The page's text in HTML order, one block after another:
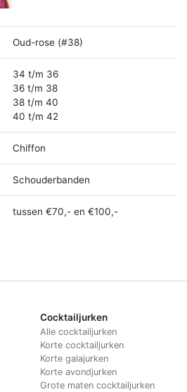
Oud-rose (#38)
34 t/m 36
36 t/m 38
38 t/m 40
40 t/m 42
Chiffon
Schouderbanden
tussen €70,- en €100,-
Cocktailjurken
Alle cocktailjurken
Korte cocktailjurken
Korte galajurken
Korte avondjurken
Grote maten cocktailjurken